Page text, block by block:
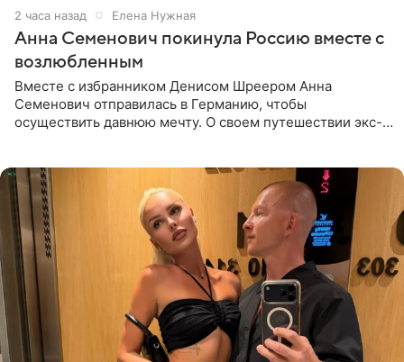
2 часа назад Елена Нужная
Анна Семенович покинула Россию вместе с
возлюбленным
Вместе с избранником Денисом Шреером Анна
Семенович отправилась в Германию, чтобы
осуществить давнюю мечту. О своем путешествии экс-